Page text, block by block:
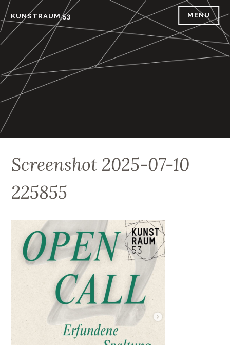
Skip
to
content
KUNSTRAUM 53 MENU
Screenshot 2025-07-10
225855